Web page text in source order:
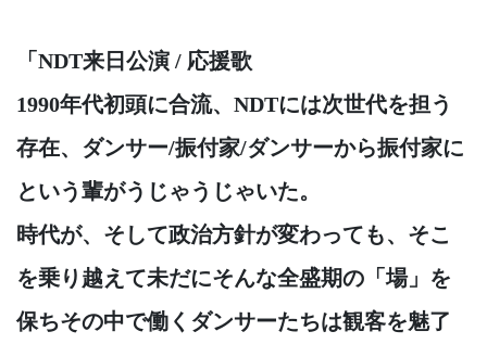
「NDT来日公演 / 応援歌
1990年代初頭に合流、NDTには次世代を担う
存在、ダンサー/振付家/ダンサーから振付家に
という輩がうじゃうじゃいた。
時代が、そして政治方針が変わっても、そこ
を乗り越えて未だにそんな全盛期の「場」を
保ちその中で働くダンサーたちは観客を魅了